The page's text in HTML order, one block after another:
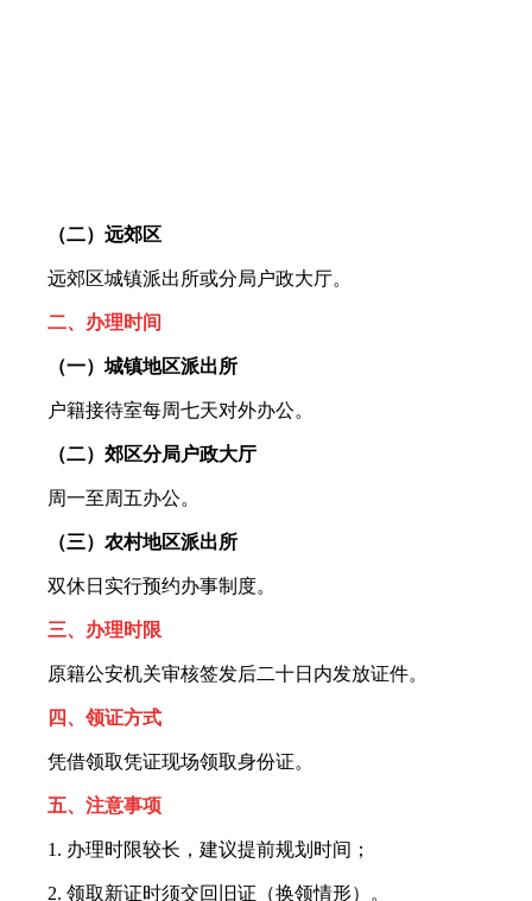
（二）远郊区
远郊区城镇派出所或分局户政大厅。
二、办理时间
（一）城镇地区派出所
户籍接待室每周七天对外办公。
（二）郊区分局户政大厅
周一至周五办公。
（三）农村地区派出所
双休日实行预约办事制度。
三、办理时限
原籍公安机关审核签发后二十日内发放证件。
四、领证方式
凭借领取凭证现场领取身份证。
五、注意事项
1. 办理时限较长，建议提前规划时间；
2. 领取新证时须交回旧证（换领情形）。